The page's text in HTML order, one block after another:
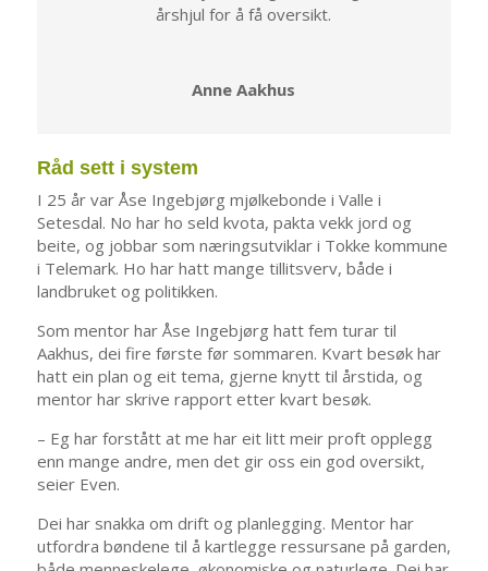
årshjul for å få oversikt.
Anne Aakhus
Råd sett i system
I 25 år var Åse Ingebjørg mjølkebonde i Valle i
Setesdal. No har ho seld kvota, pakta vekk jord og
beite, og jobbar som næringsutviklar i Tokke kommune
i Telemark. Ho har hatt mange tillitsverv, både i
landbruket og politikken.
Som mentor har Åse Ingebjørg hatt fem turar til
Aakhus, dei fire første før sommaren. Kvart besøk har
hatt ein plan og eit tema, gjerne knytt til årstida, og
mentor har skrive rapport etter kvart besøk.
– Eg har forstått at me har eit litt meir proft opplegg
enn mange andre, men det gir oss ein god oversikt,
seier Even.
Dei har snakka om drift og planlegging. Mentor har
utfordra bøndene til å kartlegge ressursane på garden,